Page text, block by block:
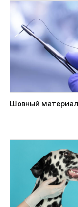
Шовный материал